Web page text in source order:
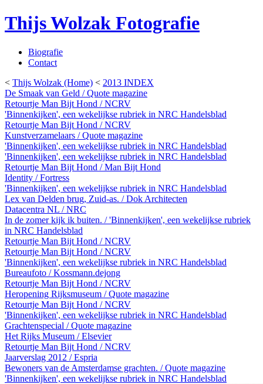
Thijs Wolzak Fotografie
Biografie
Contact
< Thijs Wolzak (Home) < 2013 INDEX
De Smaak van Geld / Quote magazine
Retourtje Man Bijt Hond / NCRV
'Binnenkijken', een wekelijkse rubriek in NRC Handelsblad
Retourtje Man Bijt Hond / NCRV
Kunstverzamelaars / Quote magazine
'Binnenkijken', een wekelijkse rubriek in NRC Handelsblad
'Binnenkijken', een wekelijkse rubriek in NRC Handelsblad
Retourtje Man Bijt Hond / Man Bijt Hond
Identity / Fortress
'Binnenkijken', een wekelijkse rubriek in NRC Handelsblad
Lex van Delden brug, Zuid-as. / Dok Architecten
Datacentra NL / NRC
In de zomer kijk ik buiten. / 'Binnenkijken', een wekelijkse rubriek
in NRC Handelsblad
Retourtje Man Bijt Hond / NCRV
Retourtje Man Bijt Hond / NCRV
'Binnenkijken', een wekelijkse rubriek in NRC Handelsblad
Bureaufoto / Kossmann.dejong
Retourtje Man Bijt Hond / NCRV
Heropening Rijksmuseum / Quote magazine
Retourtje Man Bijt Hond / NCRV
'Binnenkijken', een wekelijkse rubriek in NRC Handelsblad
Grachtenspecial / Quote magazine
Het Rijks Museum / Elsevier
Retourtje Man Bijt Hond / NCRV
Jaarverslag 2012 / Espria
Bewoners van de Amsterdamse grachten. / Quote magazine
'Binnenkijken', een wekelijkse rubriek in NRC Handelsblad